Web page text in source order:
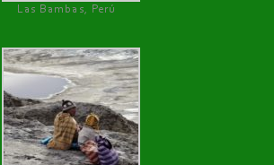
Las Bambas, Perú